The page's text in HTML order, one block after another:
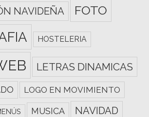
NAVIDEÑA FOTO
HOSTELERIA
LETRAS DINAMICAS
LOGO EN MOVIMIENTO
MUSICA NAVIDAD